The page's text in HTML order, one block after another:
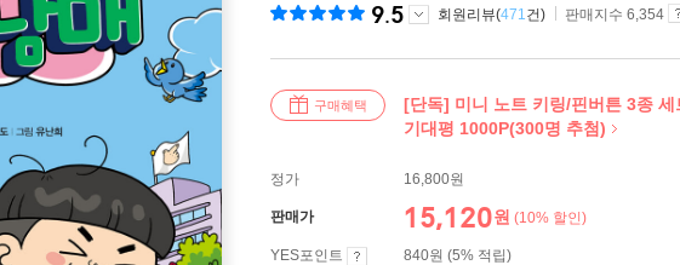
9.5 회원리뷰(471건) 판매지수 6,354
구매혜택
[단독] 미니 노트 키링/핀버튼 3종
기대평 1000P(300명 추첨)
정가 16,800원
판매가 15,120원 (10% 할인)
YES포인트
840원 (5% 적립)